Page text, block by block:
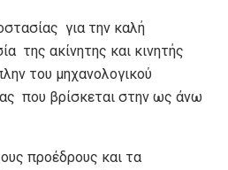
για την καλή
της ακίνητης και κινητής
του μηχανολογικού
που βρίσκεται στην ως άνω
προέδρους και τα